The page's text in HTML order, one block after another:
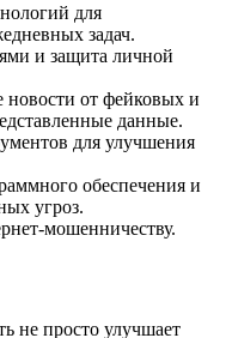
для
задач.
и защита личной
новости от фейковых и
данные.
для улучшения
обеспечения и
угроз.
мошенничеству.
не просто улучшает